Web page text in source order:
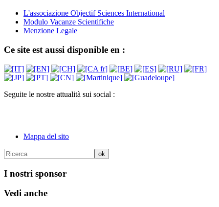
L'associazione Objectif Sciences International
Modulo Vacanze Scientifiche
Menzione Legale
Ce site est aussi disponible en :
Seguite le nostre attualità sui social :
Mappa del sito
I nostri sponsor
Vedi anche